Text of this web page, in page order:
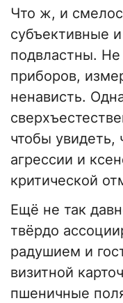
Что ж, и
субъективные
подвластны.
приборов,
ненависть.
чтобы увидеть,
агрессии и
критической
Ещё не так
твёрдо
радушием и
визитной
пшеничные